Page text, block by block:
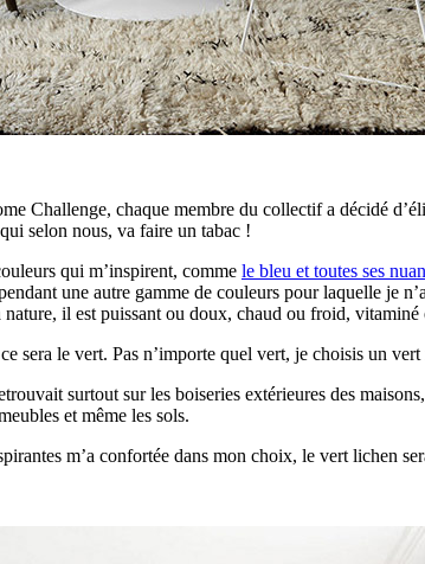
Challenge, chaque membre du collectif a décidé
selon nous, va faire un tabac !
qui m’inspirent, comme le bleu et toutes ses
une autre gamme de couleurs pour laquelle je
nature, il est puissant ou doux, chaud ou froid,
sera le vert. Pas n’importe quel vert, je choisis un
surtout sur les boiseries extérieures des
et même les sols.
m’a confortée dans mon choix, le vert lichen